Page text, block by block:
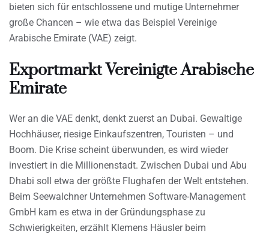
bieten sich für entschlossene und mutige Unternehmer
große Chancen – wie etwa das Beispiel Vereinige
Arabische Emirate (VAE) zeigt.
Exportmarkt Vereinigte Arabische
Emirate
Wer an die VAE denkt, denkt zuerst an Dubai. Gewaltige
Hochhäuser, riesige Einkaufszentren, Touristen – und
Boom. Die Krise scheint überwunden, es wird wieder
investiert in die Millionenstadt. Zwischen Dubai und Abu
Dhabi soll etwa der größte Flughafen der Welt entstehen.
Beim Seewalchner Unternehmen Software-Management
GmbH kam es etwa in der Gründungsphase zu
Schwierigkeiten, erzählt Klemens Häusler beim